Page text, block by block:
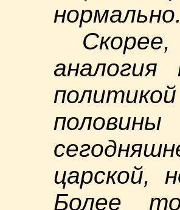
нормально.
царской,
Более